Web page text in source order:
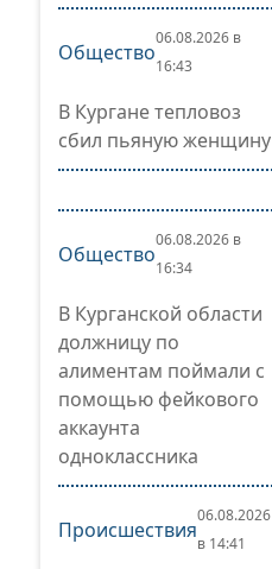
Общество
06.08.2026 в
16:43
В Кургане тепловоз
сбил пьяную женщину
Общество
06.08.2026 в
16:34
В Курганской области
должницу по
алиментам поймали с
помощью фейкового
аккаунта
одноклассника
Происшествия
06.08.2026
в 14:41